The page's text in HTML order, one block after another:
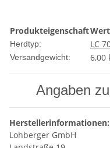
ProdukteigenschaftWert
Herdtyp: LC
Versandgewicht: 6,00
Angaben
Herstellerinformationen:
Lohberger GmbH